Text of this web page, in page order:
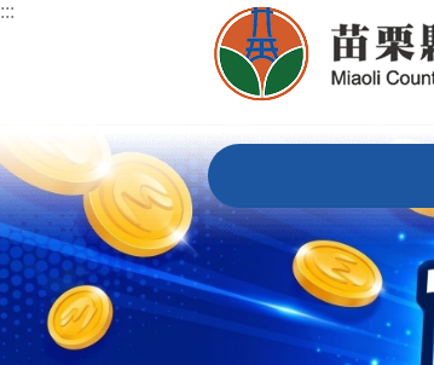
跳到主要內容區塊
:::